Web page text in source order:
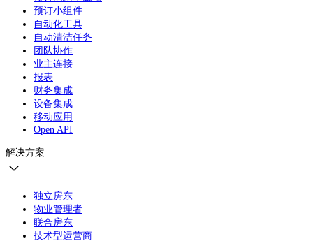
预订小组件
自动化工具
自动清洁任务
团队协作
业主连接
报表
财务集成
设备集成
移动应用
Open API
解决方案
独立房东
物业管理者
联合房东
技术型运营商